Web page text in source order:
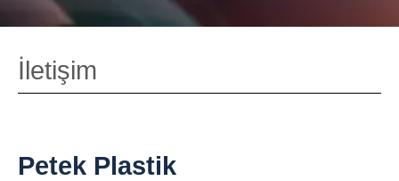
İletişim
Petek Plastik